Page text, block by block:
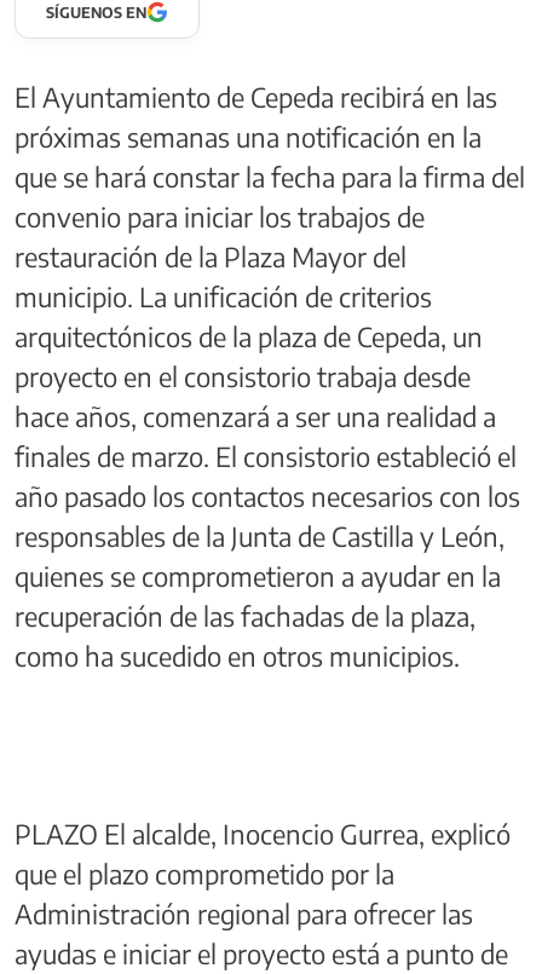
SÍGUENOS EN
El Ayuntamiento de Cepeda recibirá en las
próximas semanas una notificación en la
que se hará constar la fecha para la firma del
convenio para iniciar los trabajos de
restauración de la Plaza Mayor del
municipio. La unificación de criterios
arquitectónicos de la plaza de Cepeda, un
proyecto en el consistorio trabaja desde
hace años, comenzará a ser una realidad a
finales de marzo. El consistorio estableció el
año pasado los contactos necesarios con los
responsables de la Junta de Castilla y León,
quienes se comprometieron a ayudar en la
recuperación de las fachadas de la plaza,
como ha sucedido en otros municipios.
PLAZO El alcalde, Inocencio Gurrea, explicó
que el plazo comprometido por la
Administración regional para ofrecer las
ayudas e iniciar el proyecto está a punto de